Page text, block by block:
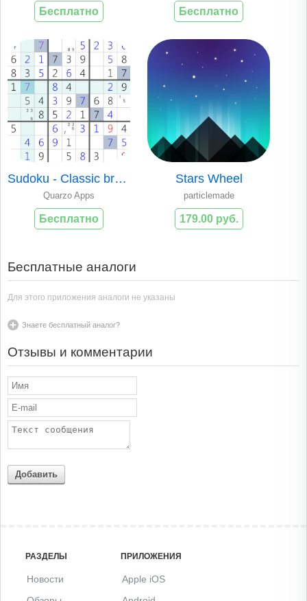
Бесплатно Бесплатно
Sudoku - Classic brain teaser
Quarzo Apps
Бесплатно
Stars Wheel
particlemade
179.00 руб.
Бесплатные аналоги
Для этого приложения аналоги не указаны
Знаете бесплатный аналог?
Отзывы и комментарии
Добавить
РАЗДЕЛЫ
Новости
ПРИЛОЖЕНИЯ
Apple iOS